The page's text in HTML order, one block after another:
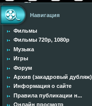
Навигация
Фильмы
Фильмы 720p, 1080p
Музыка
Игры
Форум
Архив (закадровый дубляж)
Информация о сайте
Правила публикации н...
Онлайн просмотр